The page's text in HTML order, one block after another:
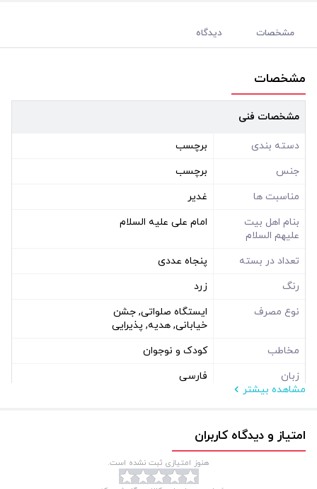
مشخصات دیدگاه
مشخصات
مشخصات فنی
دسته بندی
برچسب
جنس
برچسب
مناسبت ها
غدیر
بنام اهل بیت
علیهم السلام
امام علی علیه السلام
تعداد در بسته
پنجاه عددی
رنگ
زرد
نوع مصرف
ایستگاه صلواتی, جشن
خیابانی, هدیه, پذیرایی
مخاطب
کودک و نوجوان
زبان
فارسی
ابعاد ( سانتی متر )
8*14
سلفون
مشاهده بیشتر
امتیاز و دیدگاه کاربران
هنوز امتیازی ثبت نشده است.